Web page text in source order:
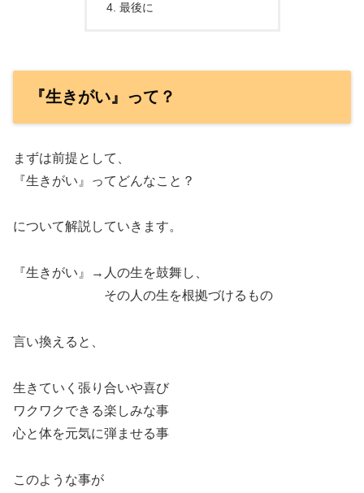
最後に
『生きがい』って？
まずは前提として、
『生きがい』ってどんなこと？
について解説していきます。
『生きがい』→人の生を鼓舞し、
その人の生を根拠づけるもの
言い換えると、
生きていく張り合いや喜び
ワクワクできる楽しみな事
心と体を元気に弾ませる事
このような事が